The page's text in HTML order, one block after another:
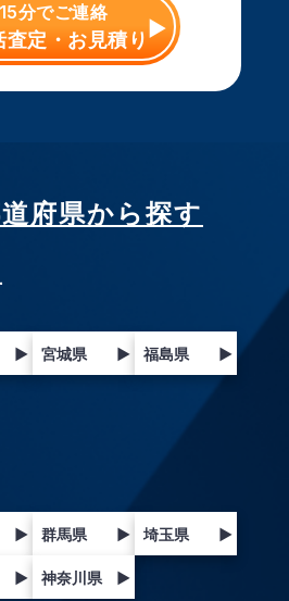
分でご連絡
査定・お見積り
府県から探す
▶ 宮城県 ▶ 福島県 ▶
▶ 群馬県 ▶ 埼玉県 ▶
▶ 神奈川県 ▶